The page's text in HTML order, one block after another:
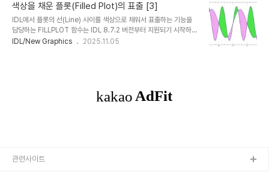
색상을 채운 플롯(Filled Plot)의 표출 [3]
IDL에서 플롯의 선(Line) 사이를 색상으로 채워서 표출하는 기능을
담당하는 FILLPLOT 함수는 IDL 8.7.2 버전부터 지원되기 시작하였
으며 이 함수의 사용법 및 예제는 이미 관련 게시물들(링크1, 링크2)을
x = [0:2:0.01] y1 = FLTARR(N_ELEMENTS(x)) y2 =
1.2*SIN(4*!pi*x) 여기서는 0부터 2까지 0.01의 간격을 갖는 201
IDL/New Graphics 2025.11.05
관련사이트